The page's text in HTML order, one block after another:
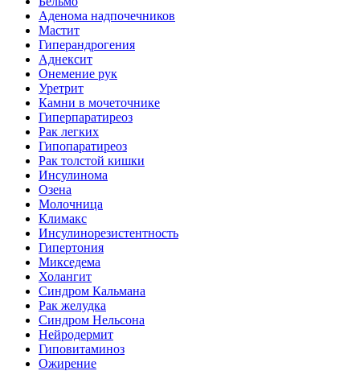
Аденома надпочечников
Мастит
Гиперандрогения
Аднексит
Онемение рук
Уретрит
Камни в мочеточнике
Гиперпаратиреоз
Рак легких
Гипопаратиреоз
Рак толстой кишки
Инсулинома
Озена
Молочница
Климакс
Инсулинорезистентность
Гипертония
Микседема
Холангит
Синдром Кальмана
Рак желудка
Синдром Нельсона
Нейродермит
Гиповитаминоз
Ожирение